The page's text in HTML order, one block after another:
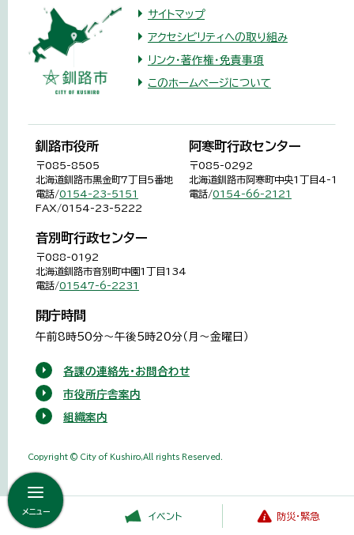
メニュー イベント 防災・緊急
サイトマップ
アクセシビリティへの取り組み
リンク・著作権・免責事項
このホームページについて
釧路市役所
〒085-8505
北海道釧路市黒金町7丁目5番地
電話/0154-23-5151
FAX/0154-23-5222
阿寒町行政センター
〒085-0292
北海道釧路市阿寒町中央1丁目4-1
電話/0154-66-2121
音別町行政センター
〒088-0192
北海道釧路市音別町中園1丁目134
電話/01547-6-2231
開庁時間
午前8時50分～午後5時20分（月～金曜日）
各課の連絡先・お問合わせ
市役所庁舎案内
組織案内
Copyright © City of Kushiro,All rights Reserved.